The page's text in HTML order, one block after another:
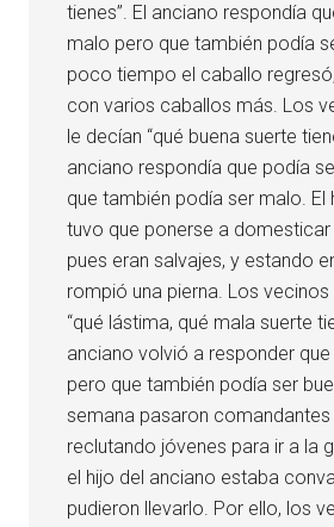
tienes”. El anciano respondía
malo pero que también podía
poco tiempo el caballo
con varios caballos más. Los
le decían “qué buena suerte
anciano respondía que podía
que también podía ser malo. El
tuvo que ponerse a
pues eran salvajes, y estando
rompió una pierna. Los
“qué lástima, qué mala suerte
anciano volvió a responder
pero que también podía ser
semana pasaron
reclutando jóvenes para ir a la
el hijo del anciano estaba
pudieron llevarlo. Por ello, los